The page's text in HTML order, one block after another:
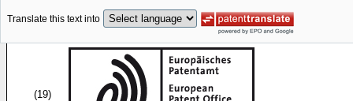
Translate this text into
(19)